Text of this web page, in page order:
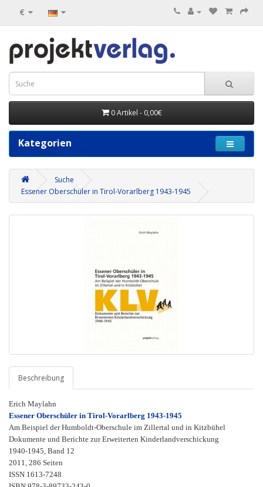
€
0 Artikel - 0,00€
Kategorien
Suche
Essener Oberschüler in Tirol-Vorarlberg 1943-1945
Beschreibung
Erich Maylahn
Essener Oberschüler in Tirol-Vorarlberg 1943-1945
Am Beispiel der Humboldt-Oberschule im Zillertal und in Kitzbühel
Dokumente und Berichte zur Erweiterten Kinderlandverschickung
1940-1945, Band 12
2011, 286 Seiten
ISSN 1613-7248